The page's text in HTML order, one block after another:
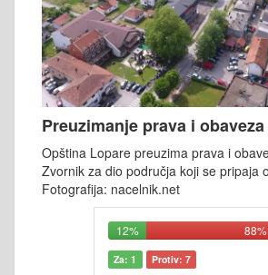
Preuzimanje prava i obaveza
Opština Lopare preuzima prava i
Zvornik za dio područja koji se pripaja
Fotografija: nacelnik.net
12% 88%
Za: 1 Protiv: 7